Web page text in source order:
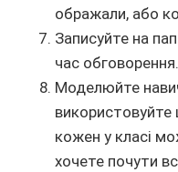
ображали, або
Записуйте на
час обговорення.
Моделюйте
використовуйте
кожен у класі
хочете почути